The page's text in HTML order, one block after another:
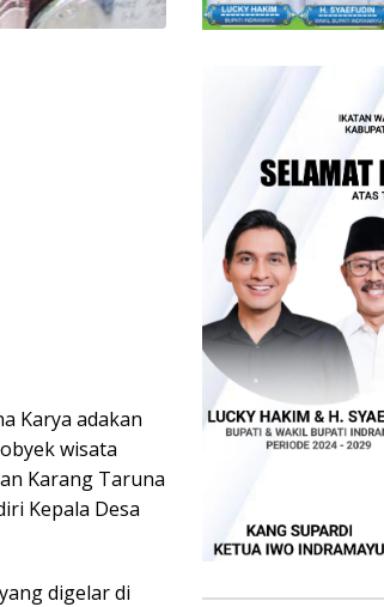
Karya adakan
wisata
Karang Taruna
Kepala Desa
digelar di